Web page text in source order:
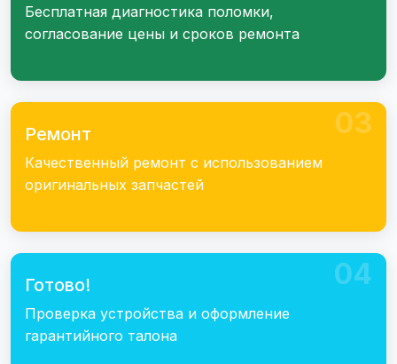
Бесплатная диагностика поломки,
согласование цены и сроков ремонта
03
Ремонт
Качественный ремонт с использованием
оригинальных запчастей
04
Готово!
Проверка устройства и оформление
гарантийного талона